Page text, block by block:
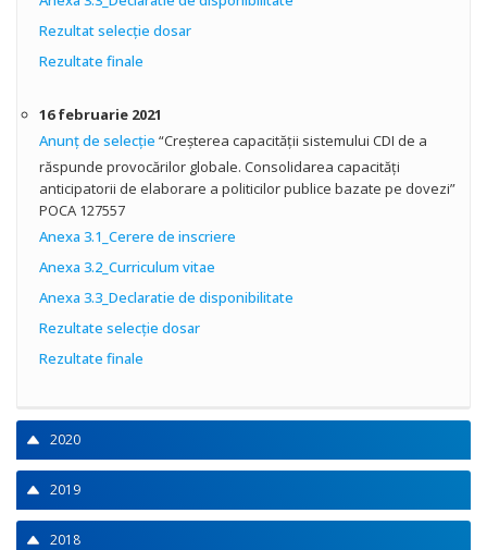
Rezultat selecţie dosar
Rezultate finale
16 februarie 2021
Anunţ de selecţie “Creșterea capacității sistemului CDI de a
răspunde provocărilor globale. Consolidarea capacități
anticipatorii de elaborare a politicilor publice bazate pe dovezi”
POCA 127557
Anexa 3.1_Cerere de inscriere
Anexa 3.2_Curriculum vitae
Anexa 3.3_Declaratie de disponibilitate
Rezultate selecţie dosar
Rezultate finale
2020
2019
2018